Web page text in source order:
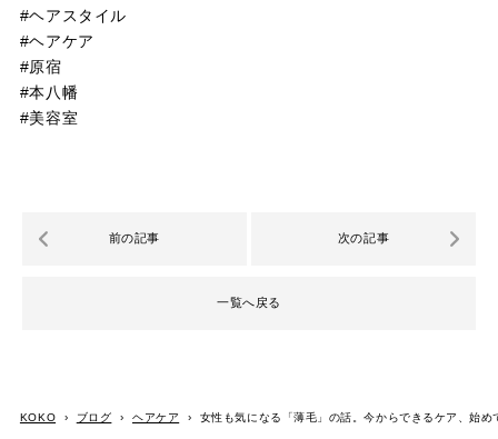
#ヘアスタイル
#ヘアケア
#原宿
#本八幡
#美容室
前の記事 次の記事
一覧へ戻る
KOKO › ブログ › ヘアケア › 女性も気になる「薄毛」の話。今からできるケア、始め